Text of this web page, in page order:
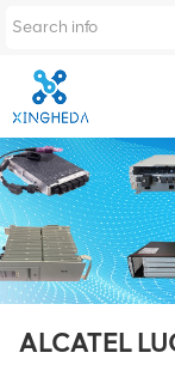
ALCATEL